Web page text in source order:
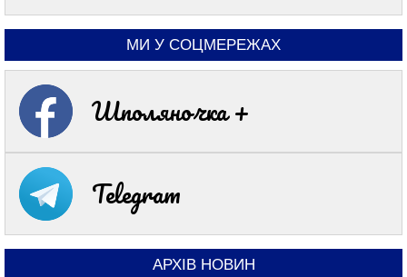
МИ У СОЦМЕРЕЖАХ
Шполяночка +
Telegram
АРХІВ НОВИН